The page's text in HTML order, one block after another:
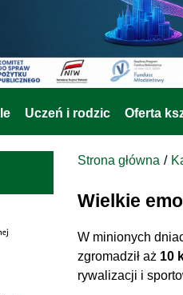
Uczeń i rodzic Oferta
Strona główna
Wielkie
W minionych
zgromadził aż 10
rywalizacji i